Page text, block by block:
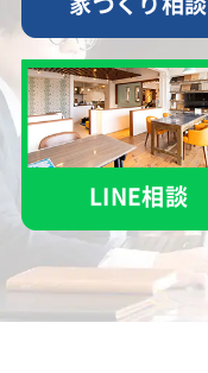
LINE相談